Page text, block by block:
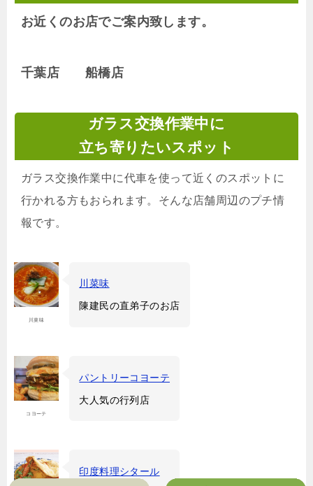
お近くのお店でご案内致します。
千葉店 船橋店
ガラス交換作業中に
立ち寄りたいスポット
ガラス交換作業中に代車を使って近くのスポットに
行かれる方もおられます。そんな店舗周辺のプチ情
報です。
川菜味
川菜味
陳建民の直弟子のお店
コヨーテ
パントリーコヨーテ
大人気の行列店
印度料理シタール